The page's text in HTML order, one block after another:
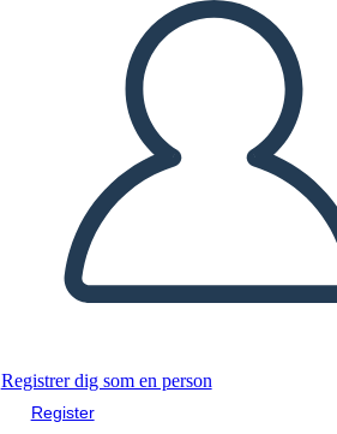
Registrer dig som en person
Register
LÆS FOR MIG